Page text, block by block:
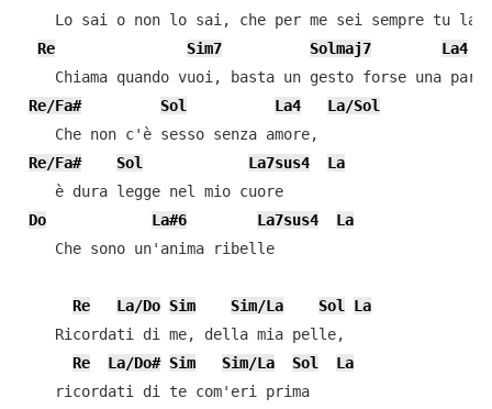
Lo sai o non lo sai, che per me sei sempre tu la
Re
Sim7 Solmaj7
La4
Chiama quando vuoi, basta un gesto forse una
Re/Fa#
Sol La4
La/Sol
    Che non c'è sesso senza amore,
Re/Fa#
Sol La7sus4
La
    è dura legge nel mio cuore
Do
La#6 La7sus4
La
    Che sono un'anima ribelle
Re La/Do Sim Sim/La Sol
La
    Ricordati di me, della mia pelle,
Re
La/Do# Sim Sim/La Sol
La
    ricordati di te com'eri prima